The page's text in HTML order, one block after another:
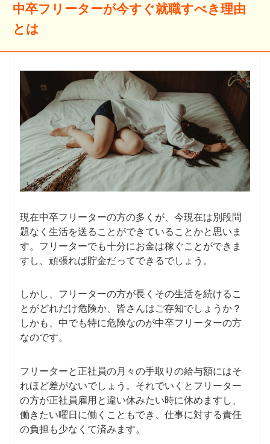
中卒フリーターが今すぐ就職すべき理由
とは
現在中卒フリーターの方の多くが、今現在は別段問
題なく生活を送ることができていることかと思いま
す。フリーターでも十分にお金は稼ぐことができま
すし、頑張れば貯金だってできるでしょう。
しかし、フリーターの方が長くその生活を続けるこ
とがどれだけ危険か、皆さんはご存知でしょうか？
しかも、中でも特に危険なのが中卒フリーターの方
なのです。
フリーターと正社員の月々の手取りの給与額にはそ
れほど差がないでしょう。それでいくとフリーター
の方が正社員雇用と違い休みたい時に休めますし、
働きたい曜日に働くこともでき、仕事に対する責任
の負担も少なくて済みます。